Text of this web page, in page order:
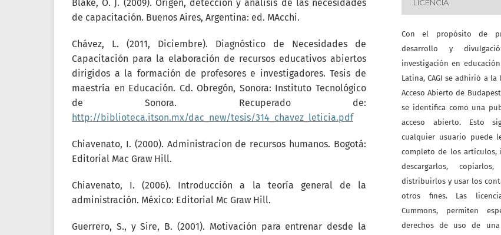
Blake, O. J. (2009). Origen, detección y análisis de las necesidades
de capacitación. Buenos Aires, Argentina: ed. MAcchi.
Chávez, L. (2011, Diciembre). Diagnóstico de Necesidades de
Capacitación para la elaboración de recursos educativos abiertos
dirigidos a la formación de profesores e investigadores. Tesis de
maestría en Educación. Cd. Obregón, Sonora: Instituto Tecnológico
de Sonora. Recuperado de:
http://biblioteca.itson.mx/dac_new/tesis/314_chavez_leticia.pdf
Chiavenato, I. (2000). Administracion de recursos humanos. Bogotá:
Editorial Mac Graw Hill.
Chiavenato, I. (2006). Introducción a la teoría general de la
administración. México: Editorial Mc Graw Hill.
Guerrero, S., y Sire, B. (2001). Motivación para entrenar desde la
LICENCIA
Con el propósito de
desarrollo y
investigación en
Latina, CAGI se adhirió a
Acceso Abierto de
se identifica como una
acceso abierto. Esto
cualquier usuario puede
completo de los artículos,
descargarlos, copiarlos,
distribuirlos y usar los
otros fines. Las
Cummons, permiten
derechos de uso de